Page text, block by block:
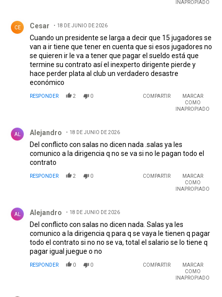
INAPROPIADO
CE Cesar 18 DE JUNIO DE 2026
Cuando un presidente se larga a decir que 15 jugadores se
van a ir tiene que tener en cuenta que si esos jugadores no
se quieren ir le va a tener que pagar el sueldo está que
termine su contrato así el inexperto dirigente pierde y
hace perder plata al club un verdadero desastre
económico
RESPONDER 2 0 COMPARTIR
MARCAR
COMO
INAPROPIADO
AL Alejandro 18 DE JUNIO DE 2026
Del conflicto con salas no dicen nada .salas ya les
comunico a la dirigencia q no se va si no le pagan todo el
contrato
RESPONDER 2 0 COMPARTIR
MARCAR
COMO
INAPROPIADO
AL Alejandro 18 DE JUNIO DE 2026
Del conflicto con salas no dicen nada. Salas ya les
comunico a la dirigencia q para q se vaya le tienen q pagar
todo el contrato si no no se va, total el salario se lo tiene q
pagar igual juegue o no
RESPONDER 0 0 COMPARTIR
MARCAR
COMO
INAPROPIADO